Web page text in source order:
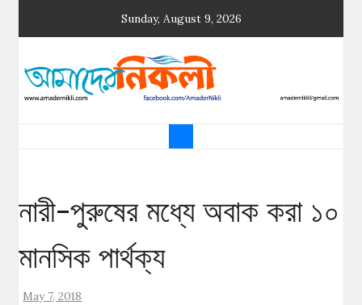
to
Sunday, August 9, 2026
আমাদের নিকলী
নারী-পুরুষের মধ্যে অবাক করা ১০
মানসিক পার্থক্য
May 7, 2018